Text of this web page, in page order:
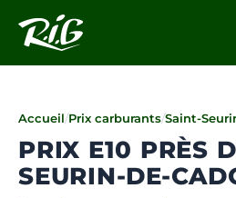
Accueil/Prix carburants/Saint-
PRIX E10 PRÈS
SEURIN-DE-